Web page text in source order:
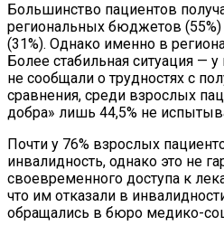
Большинство пациентов
региональных бюджетов
(31%). Однако именно в
Более стабильная ситуация —
не сообщали о трудностях с
сравнения, среди взрослых
добра» лишь 44,5% не
Почти у 76% взрослых
инвалидность, однако это не
своевременного доступа к
что им отказали в
обращались в бюро медико-